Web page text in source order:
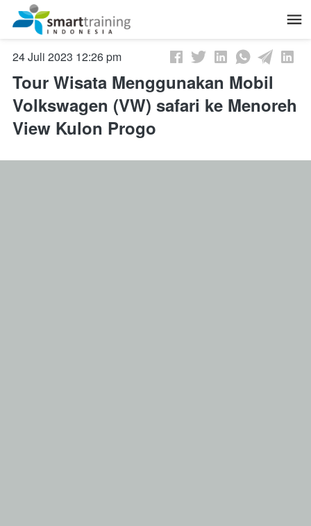
July 24, 2023, 5:26 am
Tour Wisata Menggunakan Mobil
Volkswagen (VW) safari ke Menoreh
View Kulon Progo